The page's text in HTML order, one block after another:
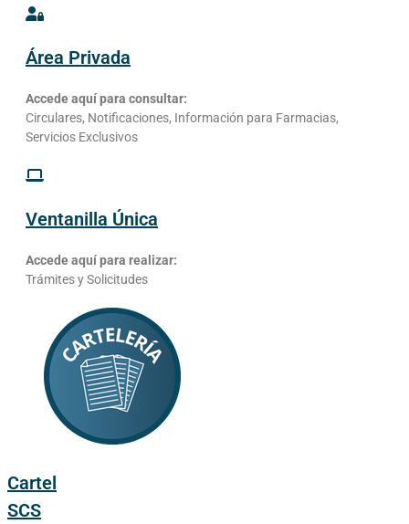
Área Privada
Accede aquí para consultar:
Circulares, Notificaciones, Información para Farmacias,
Servicios Exclusivos
Ventanilla Única
Accede aquí para realizar:
Trámites y Solicitudes
Cartel
SCS